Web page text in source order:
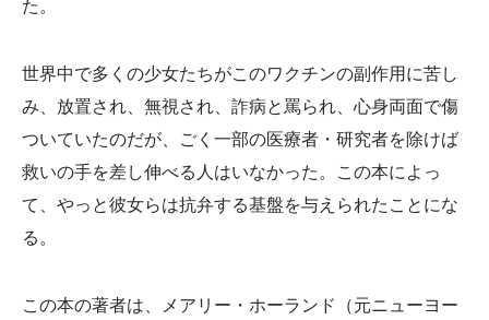
た。
世界中で多くの少女たちがこのワクチンの副作用に苦し
み、放置され、無視され、詐病と罵られ、心身両面で傷
ついていたのだが、ごく一部の医療者・研究者を除けば
救いの手を差し伸べる人はいなかった。この本によっ
て、やっと彼女らは抗弁する基盤を与えられたことにな
る。
この本の著者は、メアリー・ホーランド（元ニューヨー